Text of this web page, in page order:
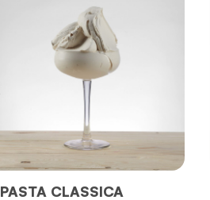
PASTA CLASSICA